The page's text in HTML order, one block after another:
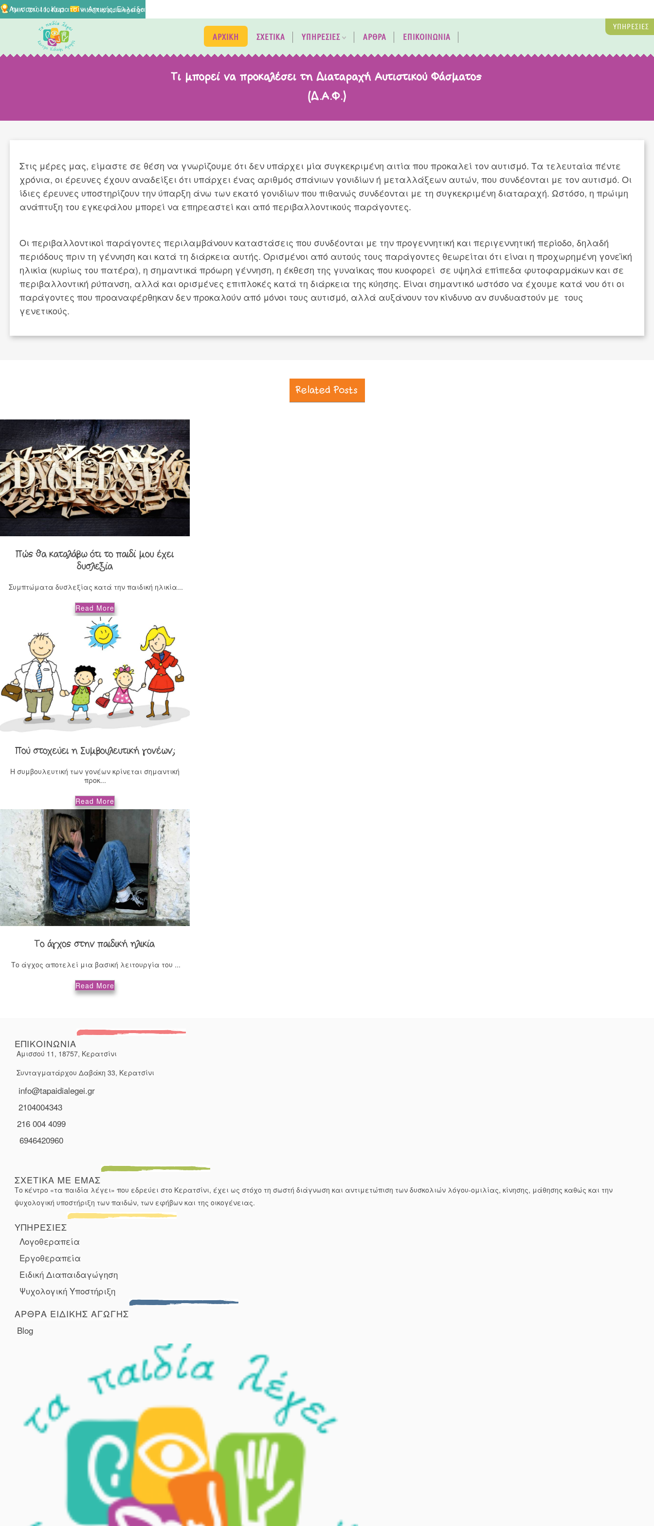
ΤΗΛ : 2104004343 info@tapaidialegei.gr
Αμισσού 11, Κερατσίνι,Αττικής, Ελλάδα
ΥΠΗΡΕΣΙΕΣ
ΑΡΧΙΚΗ ΣΧΕΤΙΚΑ ΥΠΗΡΕΣΙΕΣ ΑΡΘΡΑ ΕΠΙΚΟΙΝΩΝΙΑ
Τι μπορεί να προκαλέσει τη Διαταραχή Αυτιστικού Φάσματος
(Δ.Α.Φ.)
Στις μέρες μας, είμαστε σε θέση να γνωρίζουμε ότι δεν υπάρχει μία συγκεκριμένη αιτία που προκαλεί τον αυτισμό. Τα τελευταία πέντε
χρόνια, οι έρευνες έχουν αναδείξει ότι υπάρχει ένας αριθμός σπάνιων γονιδίων ή μεταλλάξεων αυτών, που συνδέονται με τον αυτισμό. Οι
ίδιες έρευνες υποστηρίζουν την ύπαρξη άνω των εκατό γονιδίων που πιθανώς συνδέονται με τη συγκεκριμένη διαταραχή. Ωστόσο, η πρώιμη
ανάπτυξη του εγκεφάλου μπορεί να επηρεαστεί και από περιβαλλοντικούς παράγοντες.
Οι περιβαλλοντικοί παράγοντες περιλαμβάνουν καταστάσεις που συνδέονται με την προγεννητική και περιγεννητική περίοδο, δηλαδή
περιόδους πριν τη γέννηση και κατά τη διάρκεια αυτής. Ορισμένοι από αυτούς τους παράγοντες θεωρείται ότι είναι η προχωρημένη γονεϊκή
ηλικία (κυρίως του πατέρα), η σημαντικά πρόωρη γέννηση, η έκθεση της γυναίκας που κυοφορεί σε υψηλά επίπεδα φυτοφαρμάκων και σε
περιβαλλοντική ρύπανση, αλλά και ορισμένες επιπλοκές κατά τη διάρκεια της κύησης. Είναι σημαντικό ωστόσο να έχουμε κατά νου ότι οι
παράγοντες που προαναφέρθηκαν δεν προκαλούν από μόνοι τους αυτισμό, αλλά αυξάνουν τον κίνδυνο αν συνδυαστούν με τους
γενετικούς.
Related Posts
Πώς θα καταλάβω ότι το παιδί μου έχει
δυσλεξία
Συμπτώματα δυσλεξίας κατά την παιδική ηλικία...
Read More
Πού στοχεύει η Συμβουλευτική γονέων;
Η συμβουλευτική των γονέων κρίνεται σημαντική
προκ...
Read More
Το άγχος στην παιδική ηλικία
Το άγχος αποτελεί μια βασική λειτουργία του ...
Read More
ΕΠΙΚΟΙΝΩΝΙΑ
Αμισσού 11, 18757, Κερατσίνι
Συνταγματάρχου Δαβάκη 33, Κερατσίνι
info@tapaidialegei.gr
2104004343
216 004 4099
6946420960
ΣΧΕΤΙΚΑ ΜΕ ΕΜΑΣ
Το κέντρο «τα παιδία λέγει» που εδρεύει στο Κερατσίνι, έχει ως στόχο τη σωστή διάγνωση και αντιμετώπιση των δυσκολιών λόγου-ομιλίας, κίνησης, μάθησης καθώς και την
ψυχολογική υποστήριξη των παιδών, των εφήβων και της οικογένειας.
ΥΠΗΡΕΣΙΕΣ
Λογοθεραπεία
Εργοθεραπεία
Ειδική Διαπαιδαγώγηση
Ψυχολογική Υποστήριξη
ΑΡΘΡΑ ΕΙΔΙΚΗΣ ΑΓΩΓΗΣ
Blog